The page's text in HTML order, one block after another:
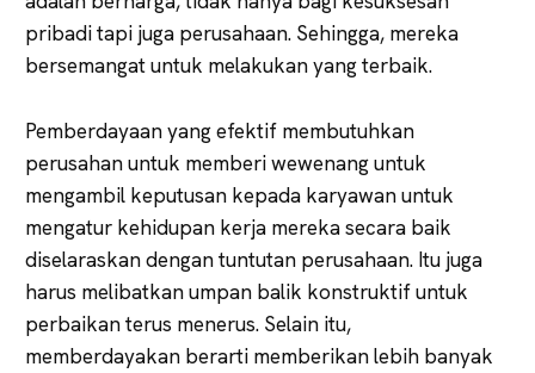
pribadi tapi juga perusahaan. Sehingga, mereka
bersemangat untuk melakukan yang terbaik.
Pemberdayaan yang efektif membutuhkan
perusahan untuk memberi wewenang untuk
mengambil keputusan kepada karyawan untuk
mengatur kehidupan kerja mereka secara baik
diselaraskan dengan tuntutan perusahaan. Itu juga
harus melibatkan umpan balik konstruktif untuk
perbaikan terus menerus. Selain itu,
memberdayakan berarti memberikan lebih banyak